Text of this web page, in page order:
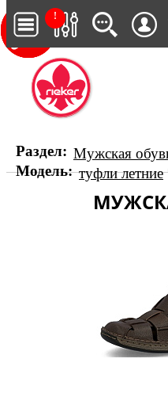
!
Раздел: Мужская
Модель: туфли летние